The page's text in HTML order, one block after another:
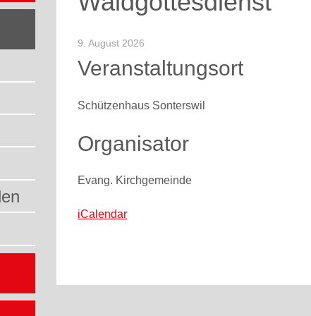
9. August 2026
Veranstaltungsort
Schützenhaus Sonterswil
Organisator
Evang. Kirchgemeinde
iCalendar